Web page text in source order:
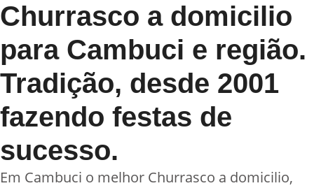
Churrasco a domicilio
para Cambuci e região.
Tradição, desde 2001
fazendo festas de
sucesso.
Em Cambuci o melhor Churrasco a domicilio,